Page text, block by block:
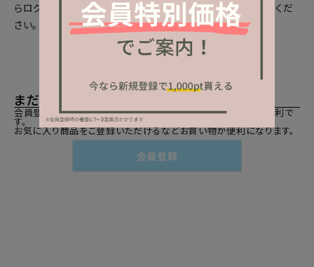
らログインしてください。まだの方は、 LINEと会員連携
をしてくだ
さい。
まだご登録がお済みでないお客様
会員登録をしていただきますと、二度目のお買い物時にとても便利で
す。
お気に入り商品をご登録いただけるなどお買い物が便利になります。
会員登録